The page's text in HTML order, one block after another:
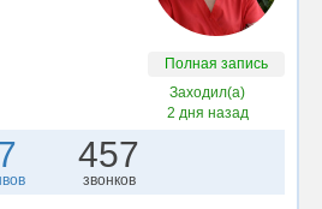
Полная запись
Заходил(а)
2 дня назад
457
звонков